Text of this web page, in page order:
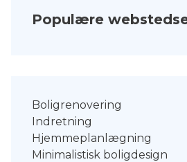
Populære
Boligrenovering
Indretning
Hjemmeplanlægning
Minimalistisk boligdesign